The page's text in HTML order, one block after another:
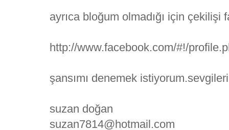
ayrıca bloğum olmadığı için çekilişi
http://www.facebook.com/#!/
şansımı denemek
suzan doğan
suzan7814@hotmail.com